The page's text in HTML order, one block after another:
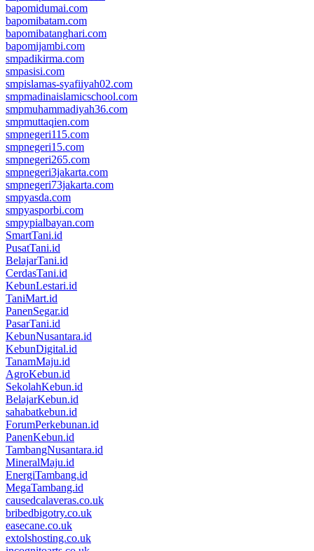
bapomidumai.com
bapomibatam.com
bapomibatanghari.com
bapomijambi.com
smpadikirma.com
smpasisi.com
smpislamas-syafiiyah02.com
smpmadinaislamicschool.com
smpmuhammadiyah36.com
smpmuttaqien.com
smpnegeri115.com
smpnegeri15.com
smpnegeri265.com
smpnegeri3jakarta.com
smpnegeri73jakarta.com
smpyasda.com
smpyasporbi.com
smpypialbayan.com
SmartTani.id
PusatTani.id
BelajarTani.id
CerdasTani.id
KebunLestari.id
TaniMart.id
PanenSegar.id
PasarTani.id
KebunNusantara.id
KebunDigital.id
TanamMaju.id
AgroKebun.id
SekolahKebun.id
BelajarKebun.id
sahabatkebun.id
ForumPerkebunan.id
PanenKebun.id
TambangNusantara.id
MineralMaju.id
EnergiTambang.id
MegaTambang.id
causedcalaveras.co.uk
bribedbigotry.co.uk
easecane.co.uk
extolshosting.co.uk